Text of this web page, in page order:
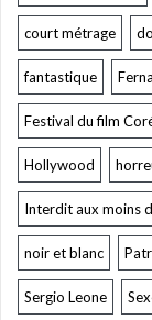
court métrage
fantastique
Festival du film
Hollywood
Interdit aux moins
noir et blanc
Sergio Leone